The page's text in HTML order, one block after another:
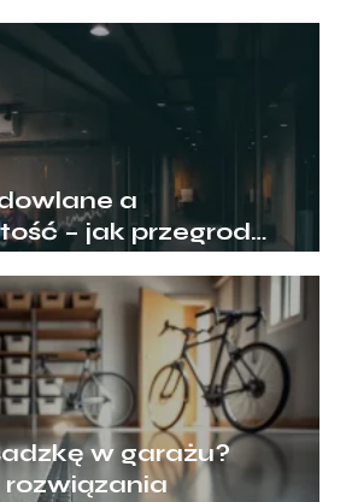
budownictwie?
a
– jak przegrody
w garażu?
rozwiązania